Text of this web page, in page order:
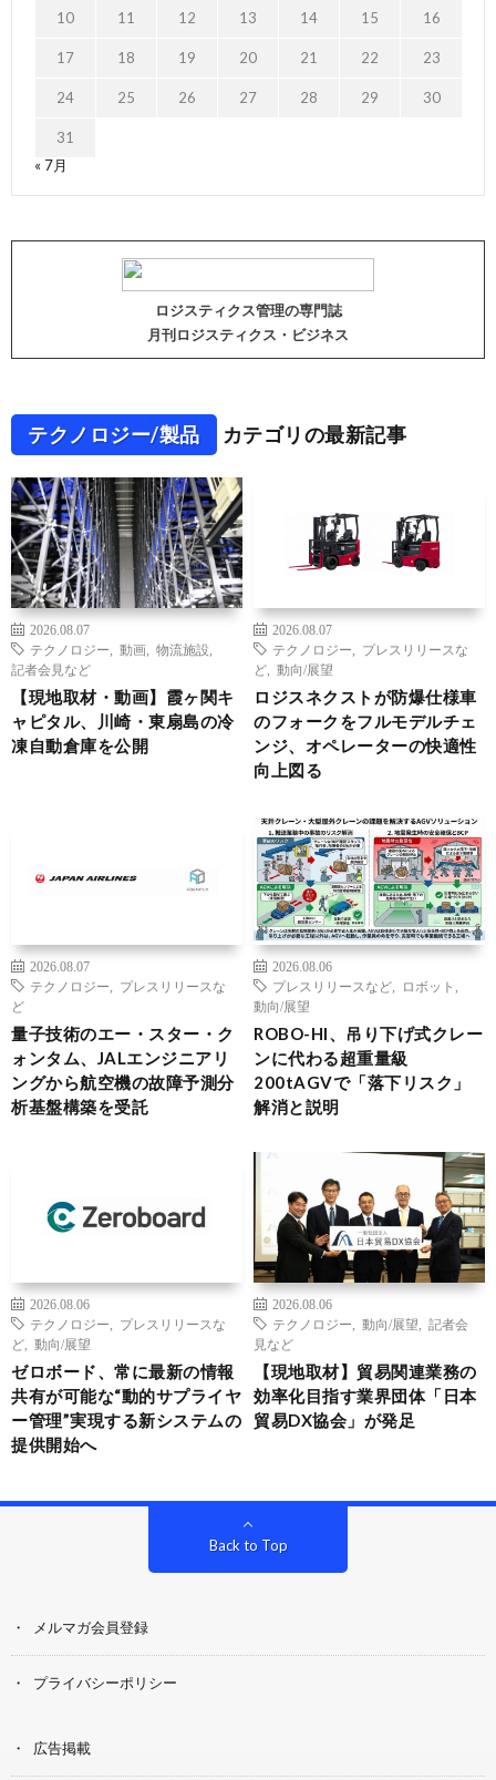
10 11 12 13 14 15 16
17 18 19 20 21 22 23
24 25 26 27 28 29 30
31
« 7月
ロジスティクス管理の専門誌
月刊ロジスティクス・ビジネス
テクノロジー/製品 カテゴリの最新記事
2026.08.07
テクノロジー
動画 物流施設
記者会見など
【現地取材・動画】霞ヶ関キ
ャピタル、川崎・東扇島の冷
凍自動倉庫を公開
2026.08.07
テクノロジー
プレスリリースな
ど
動向/展望
ロジスネクストが防爆仕様車
のフォークをフルモデルチェ
ンジ、オペレーターの快適性
向上図る
2026.08.07
テクノロジー
プレスリリースな
ど
量子技術のエー・スター・ク
ォンタム、JALエンジニアリ
ングから航空機の故障予測分
析基盤構築を受託
2026.08.06
プレスリリースなど
ロボット
動向/展望
ROBO-HI、吊り下げ式クレー
ンに代わる超重量級
200tAGVで「落下リスク」
解消と説明
2026.08.06
テクノロジー
プレスリリースな
ど
動向/展望
ゼロボード、常に最新の情報
共有が可能な“動的サプライヤ
ー管理”実現する新システムの
提供開始へ
2026.08.06
テクノロジー
動向/展望
記者会
見など
【現地取材】貿易関連業務の
効率化目指す業界団体「日本
貿易DX協会」が発足
Back to Top
メルマガ会員登録
プライバシーポリシー
広告掲載